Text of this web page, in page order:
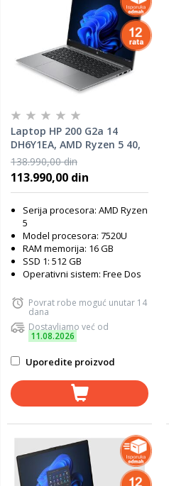
Laptop HP 200 G2a 14
DH6Y1EA, AMD Ryzen 5 40,
16GB RAM, 512GB SSD, DOS
138.990,00 din
113.990,00 din
Serija procesora: AMD Ryzen
5
Model procesora: 7520U
RAM memorija: 16 GB
SSD 1: 512 GB
Operativni sistem: Free Dos
Povrat robe moguć unutar 14
dana
Dostavljamo već od
11.08.2026
Uporedite proizvod